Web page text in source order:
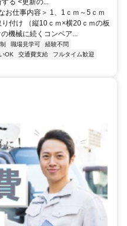
お仕事内容＞ 1、1ｃｍ～5ｃｍ
付け （縦10ｃｍ×横20ｃｍの板
機械に続くコンベア...
職場見学可
経験不問
OK 交通費支給
フルタイム歓迎